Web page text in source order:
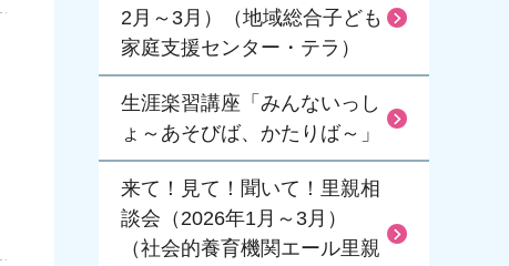
2月～3月）（地域総合子ども
家庭支援センター・テラ）
生涯楽習講座「みんないっし
ょ～あそびば、かたりば～」
来て！見て！聞いて！里親相
談会（2026年1月～3月）
（社会的養育機関エール里親